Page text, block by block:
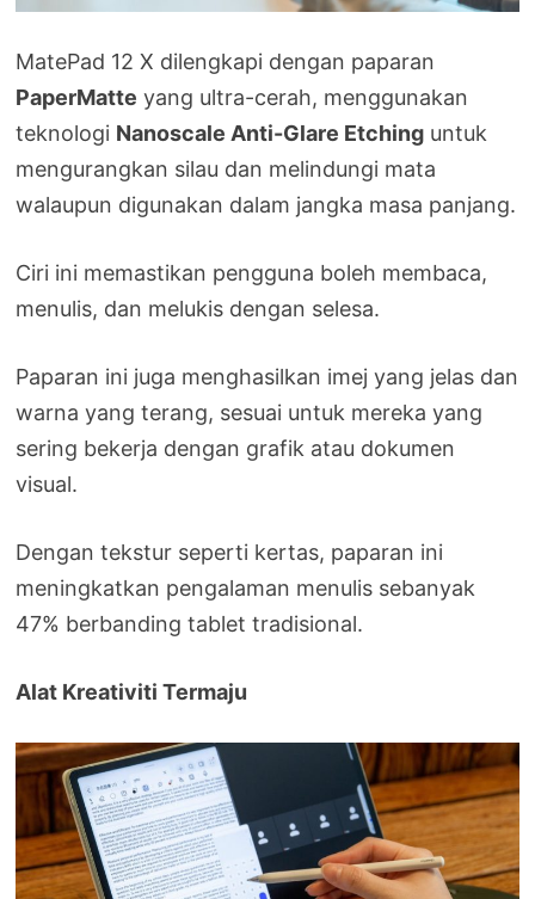
MatePad 12 X dilengkapi dengan paparan
PaperMatte yang ultra-cerah, menggunakan
teknologi Nanoscale Anti-Glare Etching untuk
mengurangkan silau dan melindungi mata
walaupun digunakan dalam jangka masa panjang.
Ciri ini memastikan pengguna boleh membaca,
menulis, dan melukis dengan selesa.
Paparan ini juga menghasilkan imej yang jelas dan
warna yang terang, sesuai untuk mereka yang
sering bekerja dengan grafik atau dokumen
visual.
Dengan tekstur seperti kertas, paparan ini
meningkatkan pengalaman menulis sebanyak
47% berbanding tablet tradisional.
Alat Kreativiti Termaju